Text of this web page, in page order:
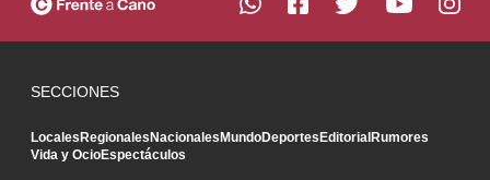
SECCIONES
LocalesRegionalesNacionalesMundoDeportesEditorialRumores
Vida y OcioEspectáculos